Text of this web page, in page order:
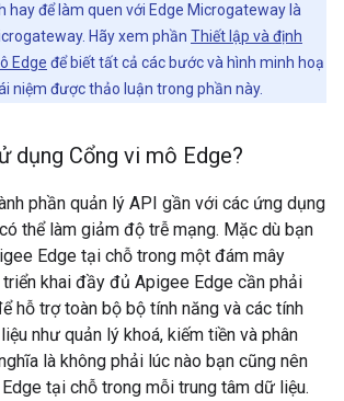
hay để làm quen với Edge Microgateway là
Hãy xem phần Thiết lập và định
Edge để biết tất cả các bước và hình minh hoạ
niệm được thảo luận trong phần này.
dụng Cổng vi mô Edge?
phần quản lý API gần với các ứng dụng
thể làm giảm độ trễ mạng. Mặc dù bạn
Edge tại chỗ trong một đám mây
khai đầy đủ Apigee Edge cần phải
hỗ trợ toàn bộ bộ tính năng và các tính
như quản lý khoá, kiếm tiền và phân
là không phải lúc nào bạn cũng nên
tại chỗ trong mỗi trung tâm dữ liệu.